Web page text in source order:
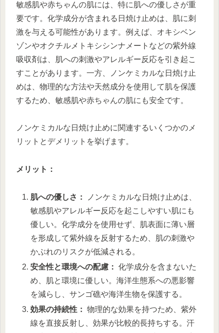
敏感肌や赤ちゃんの肌には、特に肌への優しさが重
要です。化学成分が含まれる日焼け止めは、肌に刺
激を与える可能性があります。例えば、オキシベン
ゾンやオクチルメトキシシンナメートなどの紫外線
吸収剤は、肌への刺激やアレルギー反応を引き起こ
すことがあります。一方、ノンケミカルな日焼け止
めは、物理的な方法や天然成分を使用して肌を保護
するため、敏感肌や赤ちゃんの肌にも安全です。
ノンケミカルな日焼け止めに関連するいくつかのメ
リットとデメリットを挙げます。
メリット：
肌への優しさ：
ノンケミカルな日焼け止めは、
敏感肌やアレルギー反応を起こしやすい肌にも
優しい。化学成分を使用せず、肌表面に薄い層
を形成して紫外線を反射するため、肌の刺激や
かぶれのリスクが低減される。
安全性と環境への配慮： 化学成分を含まないた
め、肌と環境に優しい。海洋生態系への悪影響
を減らし、サンゴ礁や海洋生物を保護する。
効果の持続性： 物理的な効果を持つため、紫外
線を直接反射し、効果が比較的長持ちする。汗